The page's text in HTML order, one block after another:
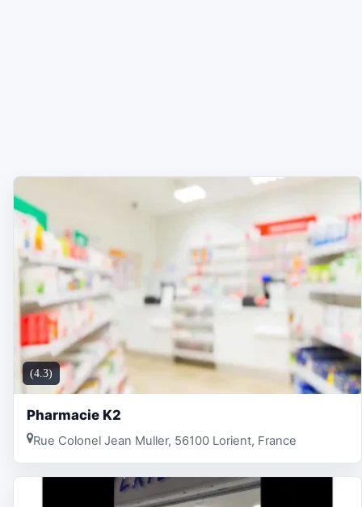
(4.3)
Pharmacie K2
Rue Colonel Jean Muller, 56100 Lorient, France